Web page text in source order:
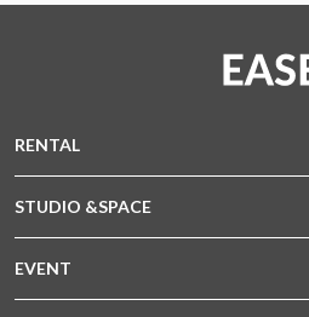
RENTAL
STUDIO &SPACE
EVENT